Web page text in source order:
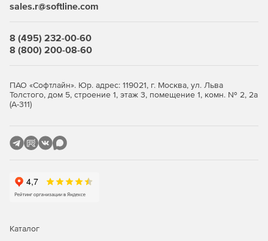
Безопасный доступ пользователей VPN к ресурсам
сетей общего пользования
соответствии с ГОСТ 28147–89.
Безопасный доступ удаленных пользователей к
Создание информационных подсистем с разделением
доступа на физическом уровне.
пользователей, работающих на компьютерах в
sales.r@softline.com
8 (495) 232-00-60
8 (800) 200-08-60
ПАО «Софтлайн». Юр. адрес: 119021, г. Москва, ул. Льва
Толстого, дом 5, строение 1, этаж 3, помещение 1, комн. № 2, 2а
(А-311)
Каталог